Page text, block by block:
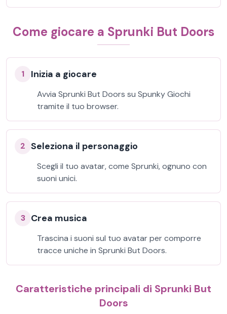
Come giocare a Sprunki But Doors
1 Inizia a giocare
Avvia Sprunki But Doors su Spunky Giochi
tramite il tuo browser.
2 Seleziona il personaggio
Scegli il tuo avatar, come Sprunki, ognuno con
suoni unici.
3 Crea musica
Trascina i suoni sul tuo avatar per comporre
tracce uniche in Sprunki But Doors.
Caratteristiche principali di Sprunki But
Doors